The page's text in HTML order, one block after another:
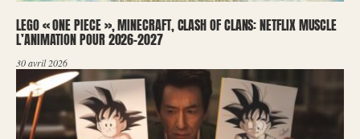
LEGO « ONE PIECE », MINECRAFT, CLASH OF CLANS: NETFLIX MUSCLE
L’ANIMATION POUR 2026-2027
30 avril 2026